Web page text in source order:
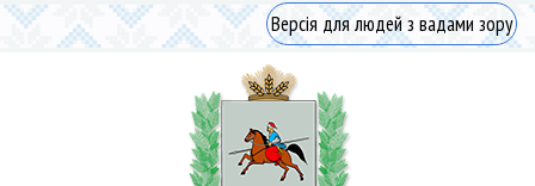
Версія для людей з вадами зору